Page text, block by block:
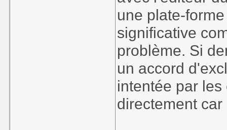
une plate-
significative
problème. Si
un accord
intentée par
directement